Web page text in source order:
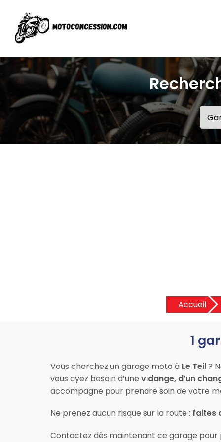
Accueil
1
Vous cherchez un garage moto à Le Teil?
vous ayez besoin d’une vidange, d’un
accompagne pour prendre soin de votre
Ne prenez aucun risque sur la route : faites
Contactez dès maintenant ce garage pour